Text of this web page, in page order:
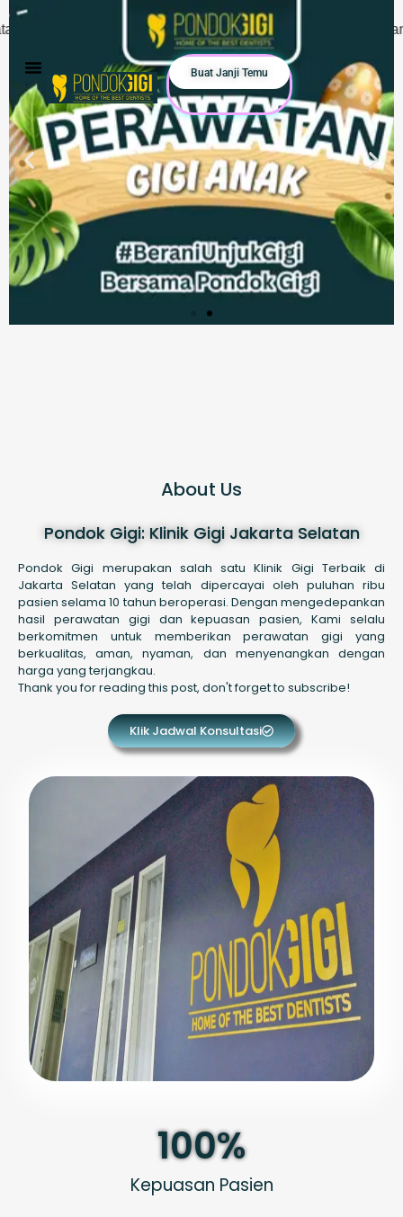
& Konsultasi sekarang. Hanya Klik Button What's App di
Buat Janji Temu
About Us
Pondok Gigi: Klinik Gigi Jakarta Selatan
Pondok Gigi merupakan salah satu Klinik Gigi Terbaik di
Jakarta Selatan yang telah dipercayai oleh puluhan ribu
pasien selama 10 tahun beroperasi. Dengan mengedepankan
hasil perawatan gigi dan kepuasan pasien, Kami selalu
berkomitmen untuk memberikan perawatan gigi yang
berkualitas, aman, nyaman, dan menyenangkan dengan
harga yang terjangkau.
Thank you for reading this post, don't forget to subscribe!
Klik Jadwal Konsultasi
Kepuasan Pasien
100%